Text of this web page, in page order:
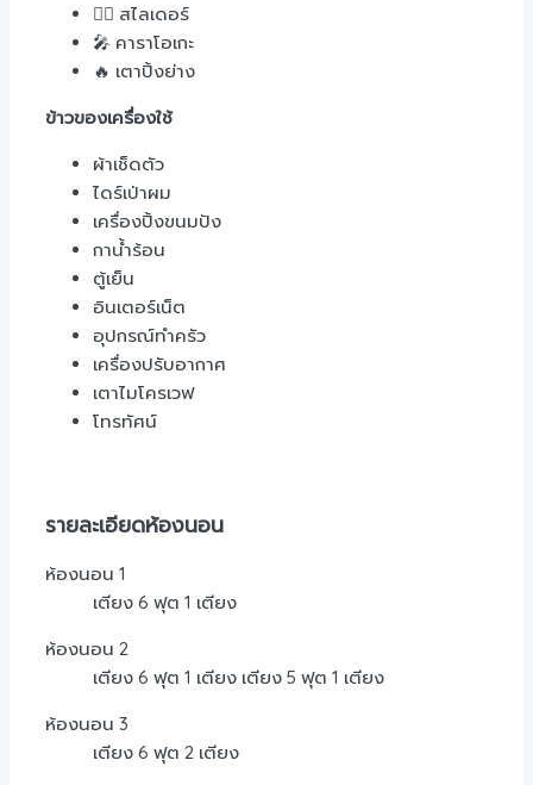
🏊‍♀️ สไลเดอร์
🎤 คาราโอเกะ
🔥 เตาปิ้งย่าง
ข้าวของเครื่องใช้
ผ้าเช็ดตัว
ไดร์เป่าผม
เครื่องปิ้งขนมปัง
กาน้ำร้อน
ตู้เย็น
อินเตอร์เน็ต
อุปกรณ์ทำครัว
เครื่องปรับอากาศ
เตาไมโครเวฟ
โทรทัศน์
รายละเอียดห้องนอน
ห้องนอน 1
เตียง 6 ฟุต 1 เตียง
ห้องนอน 2
เตียง 6 ฟุต 1 เตียง เตียง 5 ฟุต 1 เตียง
ห้องนอน 3
เตียง 6 ฟุต 2 เตียง